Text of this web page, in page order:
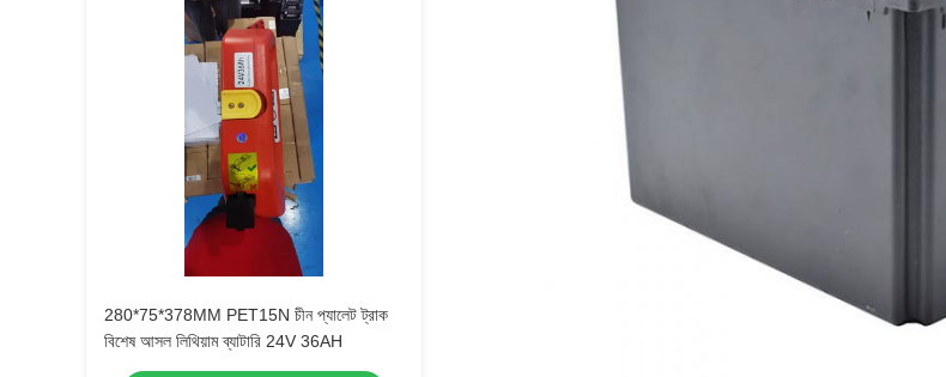
280*75*378MM PET15N চীন প্যালেট ট্রাক
বিশেষ আসল লিথিয়াম ব্যাটারি 24V 36AH